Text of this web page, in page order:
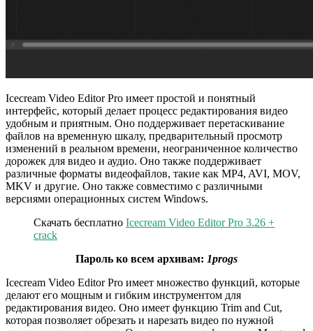
Icecream Video Editor Pro имеет простой и понятный
интерфейс, который делает процесс редактирования видео
удобным и приятным. Оно поддерживает перетаскивание
файлов на временную шкалу, предварительный просмотр
изменений в реальном времени, неограниченное количество
дорожек для видео и аудио. Оно также поддерживает
различные форматы видеофайлов, такие как MP4, AVI, MOV,
MKV и другие. Оно также совместимо с различными
версиями операционных систем Windows.
Скачать бесплатно Icecream Video Editor Pro 3.26 +
crack
Пароль ко всем архивам: 1progs
Icecream Video Editor Pro имеет множество функций, которые
делают его мощным и гибким инструментом для
редактирования видео. Оно имеет функцию Trim and Cut,
которая позволяет обрезать и нарезать видео по нужной